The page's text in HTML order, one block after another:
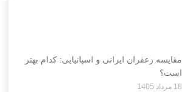
مقایسه زعفران ایرانی و اسپانیایی: کدام بهتر
است؟
18 مرداد 1405